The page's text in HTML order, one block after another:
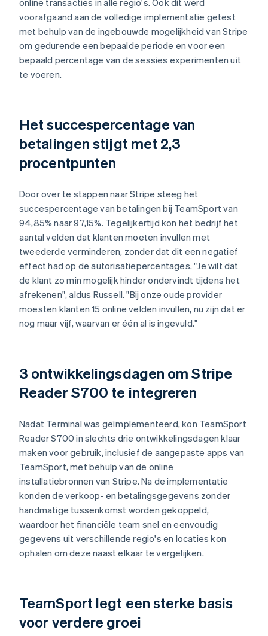
voorafgaand aan de volledige implementatie getest
met behulp van de ingebouwde mogelijkheid van Stripe
om gedurende een bepaalde periode en voor een
bepaald percentage van de sessies experimenten uit
te voeren.
Het succespercentage van
betalingen stijgt met 2,3
procentpunten
Door over te stappen naar Stripe steeg het
succespercentage van betalingen bij TeamSport van
94,85% naar 97,15%. Tegelijkertijd kon het bedrijf het
aantal velden dat klanten moeten invullen met
tweederde verminderen, zonder dat dit een negatief
effect had op de autorisatiepercentages. "Je wilt dat
de klant zo min mogelijk hinder ondervindt tijdens het
afrekenen", aldus Russell. "Bij onze oude provider
moesten klanten 15 online velden invullen, nu zijn dat er
nog maar vijf, waarvan er één al is ingevuld."
3 ontwikkelingsdagen om Stripe
Reader S700 te integreren
Nadat Terminal was geïmplementeerd, kon TeamSport
Reader S700 in slechts drie ontwikkelingsdagen klaar
maken voor gebruik, inclusief de aangepaste apps van
TeamSport, met behulp van de online
installatiebronnen van Stripe. Na de implementatie
konden de verkoop- en betalingsgegevens zonder
handmatige tussenkomst worden gekoppeld,
waardoor het financiële team snel en eenvoudig
gegevens uit verschillende regio's en locaties kon
ophalen om deze naast elkaar te vergelijken.
TeamSport legt een sterke basis
voor verdere groei